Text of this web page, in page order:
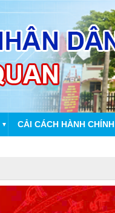
▼ CẢI CÁCH HÀNH CHÍNH